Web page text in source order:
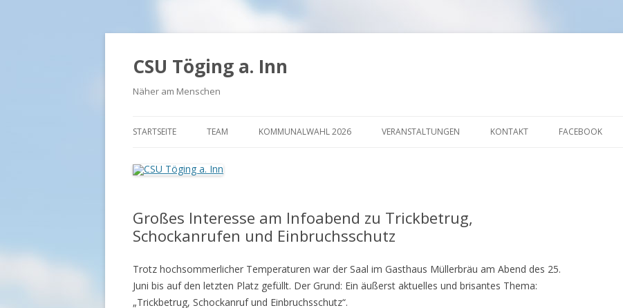
CSU Töging a. Inn
Näher am Menschen
STARTSEITE TEAM
VORSTAND JU
KOMMUNALWAHL 2026 VERANSTALTUNGEN KONTAKT FACEBOOK
Großes Interesse am Infoabend zu Trickbetrug,
Schockanrufen und Einbruchsschutz
Trotz hochsommerlicher Temperaturen war der Saal im Gasthaus Müllerbräu am Abend des 25.
Juni bis auf den letzten Platz gefüllt. Der Grund: Ein äußerst aktuelles und brisantes Thema:
„Trickbetrug, Schockanruf und Einbruchsschutz“.